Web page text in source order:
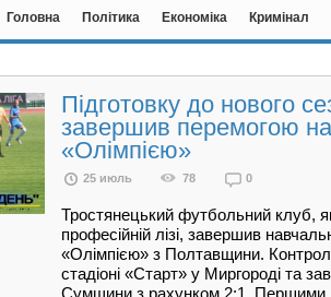
Головна Політика Економіка Кримінал
Підготовку до нового
завершив перемогою
«Олімпією»
25 июль 78 0
Тростянецький футбольний клуб,
професійній лізі, завершив
«Олімпією» з Полтавщини.
стадіоні «Старт» у Миргороді та
Сумщини з рахунком 2:1. Першими